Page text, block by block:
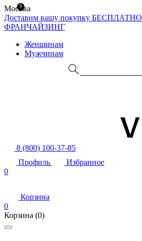
Москва
Доставим вашу покупку БЕСПЛАТНО
ФРАНЧАЙЗИНГ
Женщинам
Мужчинам
8 (800) 100-37-85
Профиль
Избранное
0
Корзина
0
Корзина (0)
0